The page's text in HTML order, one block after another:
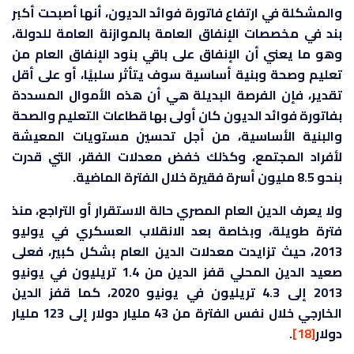
والمشكلة في ارتفاع فاتورة فوائد الديون، أنها أصبحت أكبر
بند في مخصصات الإنفاق العامة بالموازنة العامة للدولة،
وهو ما يعني أن الإنفاق على باقي بنود الإنفاق العام من
تعليم وصحة وبنية أساسية سوف يتأثر سلبيًا، أو على أقل
تقدير، فإن الفرصة البديلة هي أن هذه الأموال المسددة
بفاتورة فوائد الديون كان أولى بها قطاعات التعليم والصحة
والبنية الأساسية، من أجل تحسين مستويات المعيشة
لأفراد المجتمع، وكذلك خفض معدلات الفقر، التي قدرت
بنحو 8.5 مليون أسرة فقيرة خلال الفترة الماضية.
ولا يعرف الدين العام المصري حالة الاستقرار أو التراجع، منذ
فترة طويلة، وبخاصة بعد الانقلاب العسكري في يوليو
2013، حيث تزايدت معدلات الدين العام بشكل كبير، فعلى
صعيد الدين المحلي قفز الدين من 1.4 تريليون في يونيو
2013 إلى 4.3 تريليون في يونيو 2020، كما قفز الدين
الخارجي خلال نفس الفترة من 43 مليار دولار إلى 123 مليار
دولار[18]
.